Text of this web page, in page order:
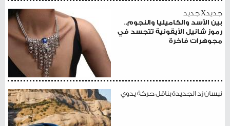
جديدX جديد
بين الأسد والكاميليا والنجوم..
رموز شانيل الأيقونية تتجسد في
مجوهرات فاخرة
نيسان زد الجديدة بناقل حركة يدوي